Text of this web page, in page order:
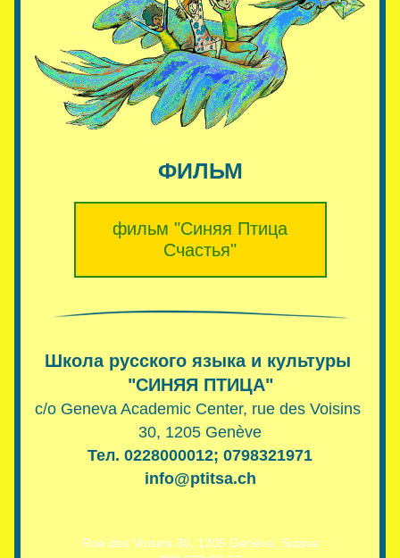
ФИЛЬМ
фильм "Синяя Птица
Счастья"
Школа русского языка и культуры
"СИНЯЯ ПТИЦА"
c/o Geneva Academic Center, rue des Voisins
30, 1205 Genève
Тел. 0228000012; 0798321971
info@ptitsa.ch
Rue des Voisins 30, 1205 Genève, Suisse